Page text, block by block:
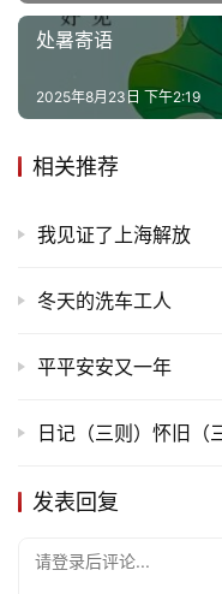
处暑寄语
2025年8月23日 下午2:19
相关推荐
我见证了上海解放
冬天的洗车工人
平平安安又一年
日记（三则）怀旧（
发表回复
请登录后评论...